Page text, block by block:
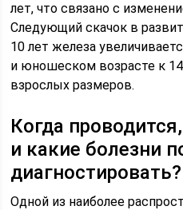
лет, что связано с
Следующий скачок в
10 лет железа
и юношеском возрасте к
взрослых размеров.
Когда
и какие болезни
диагностировать?
Одной из наиболее